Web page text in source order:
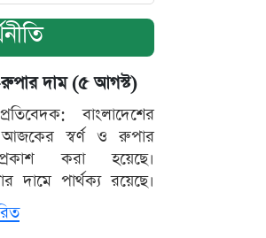
রুপার দাম (৫ আগস্ট)
বাংলাদেশের
আজকের স্বর্ণ ও রুপার
করা হয়েছে।
দামে পার্থক্য রয়েছে।